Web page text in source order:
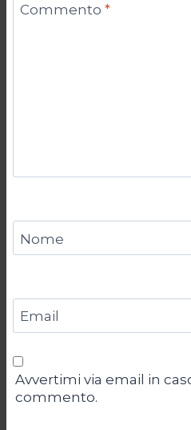
Commento *
Nome
Email
Avvertimi via email in
commento.